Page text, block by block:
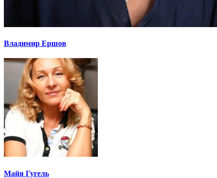
Владимир Ершов
Майя Гугель